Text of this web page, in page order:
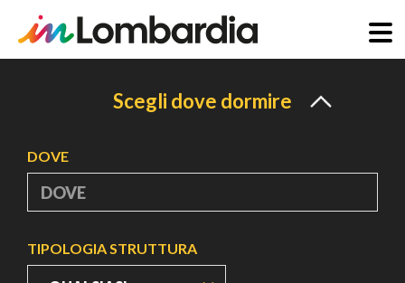
Scegli dove dormire
DOVE
TIPOLOGIA STRUTTURA